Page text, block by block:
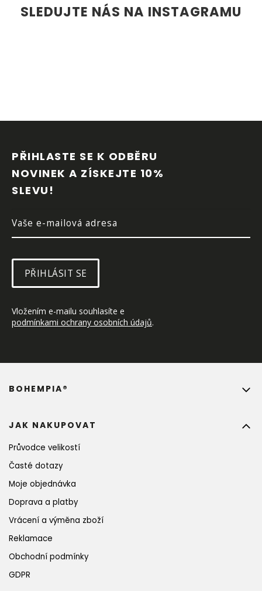
SLEDUJTE NÁS NA INSTAGRAMU
PŘIHLASTE SE K ODBĚRU
NOVINEK A ZÍSKEJTE 10%
SLEVU!
PŘIHLÁSIT SE
Vložením e-mailu souhlasíte e
podmínkami ochrany osobních údajů.
JAK NAKUPOVAT
Průvodce velikostí
Časté dotazy
Moje objednávka
Doprava a platby
Vrácení a výměna zboží
Reklamace
Obchodní podmínky
GDPR
BOHEMPIA®